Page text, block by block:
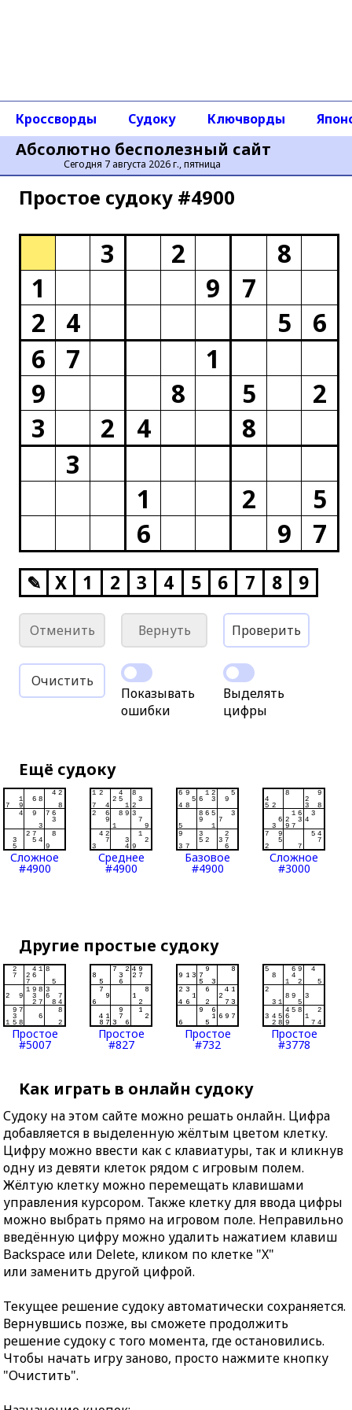
Абсолютно бесполезный сайт
Сегодня 7 августа 2026 г., пятница
Кроссворды Судоку Ключворды
Простое cудоку #4900
3 2
8
1
9
7
2
4 5
6
6
7
1
9
8 5
2
3
2 4
8
3
1
2
5
6
9 7
✎ X 1 2 3 4 5 6 7 8 9
Отменить Вернуть Проверить
Очистить
Показывать
ошибки
Выделять
цифры
Ещё судоку
Сложное
#4900
Среднее
#4900
Базовое
#4900
Сложное
#3000
Другие простые судоку
Простое
#5007
Простое
#827
Простое
#732
Простое
#3778
Как играть в онлайн судоку
Судоку на этом сайте можно решать онлайн. Цифра
добавляется в выделенную жёлтым цветом клетку.
Цифру можно ввести как с клавиатуры, так и кликнув
одну из девяти клеток рядом с игровым полем.
Жёлтую клетку можно перемещать клавишами
управления курсором. Также клетку для ввода цифры
можно выбрать прямо на игровом поле. Неправильно
введённую цифру можно удалить нажатием клавиш
Backspace или Delete, кликом по клетке "X"
или заменить другой цифрой.
Текущее решение судоку автоматически сохраняется.
Вернувшись позже, вы сможете продолжить
решение судоку с того момента, где остановились.
Чтобы начать игру заново, просто нажмите кнопку
"Очистить".